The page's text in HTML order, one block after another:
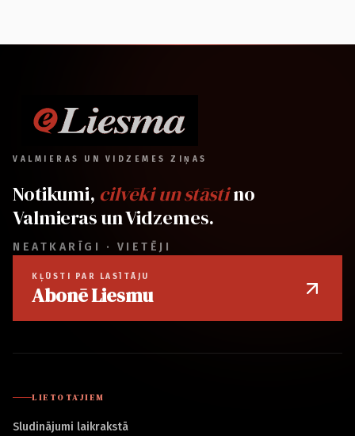
VALMIERAS UN VIDZEMES ZIŅAS
Notikumi, cilvēki un stāstino
Valmieras un Vidzemes.
NEATKARĪGI · VIETĒJI
KĻŪSTI PAR LASĪTĀJU
Abonē Liesmu
LIETOTĀJIEM
Sludinājumi laikrakstā